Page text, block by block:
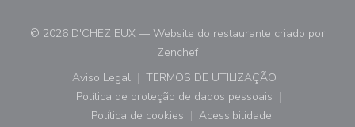
© 2026 D'CHEZ EUX — Website do restaurante criado por
Zenchef((abre numa nova janela))
Aviso Legal
((abre numa nova janela))
TERMOS DE UTILIZAÇÃO
((abre numa nova janela))
Política de proteção de dados pessoais
((abre numa nova janela))
Política de cookies
((abre numa nova janela))
Acessibilidade
((abre numa nova